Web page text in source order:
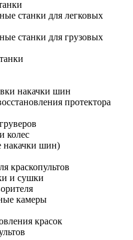
станки для легковых
станки для грузовых
накачки шин
протектора
колес
накачки шин)
краскопультов
и сушки
камеры
красок